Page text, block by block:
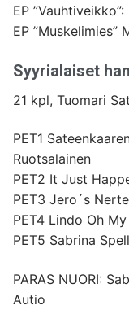
EP
EP ”Muskelimies”
Syyrialaiset
21 kpl, Tuomari
PET1
Ruotsalainen
PET2 It Just
PET3 Jero´s
PET4 Lindo Oh
PET5 Sabrina
PARAS NUORI:
Autio